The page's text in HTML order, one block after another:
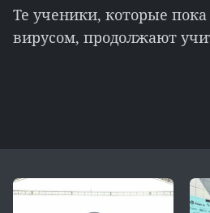
Те ученики, которые
вирусом, продолжают